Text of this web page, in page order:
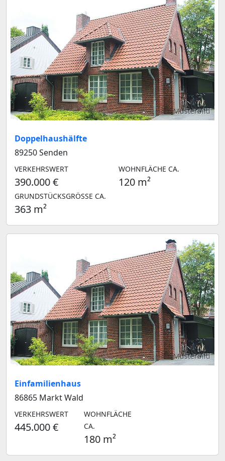
Musterbild
Doppelhaushälfte
89250 Senden
VERKEHRSWERT
390.000 €
WOHNFLÄCHE CA.
120 m²
GRUNDSTÜCKSGRÖSSE CA.
363 m²
Musterbild
Einfamilienhaus
86865 Markt Wald
VERKEHRSWERT
445.000 €
WOHNFLÄCHE
CA.
180 m²